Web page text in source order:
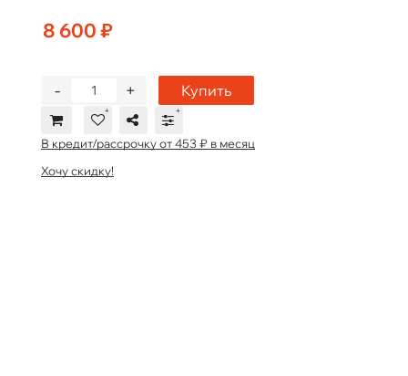
8 600 ₽
+
- Купить
В кредит/рассрочку от 453 ₽ в месяц
Хочу скидку!